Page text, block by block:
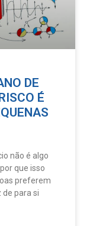
DE
É
não é algo
que isso
preferem
para si